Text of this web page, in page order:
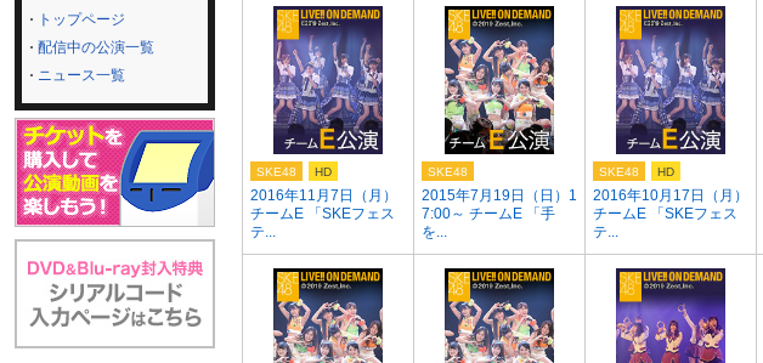
トップページ
配信中の公演一覧
ニュース一覧
2016年11月7日（月）
チームE 「SKEフェス
テ...
SKE48 HD
2015年7月19日（日）1
7:00～ チームE 「手
を...
SKE48
2016年10月17日（月）
チームE 「SKEフェス
テ...
SKE48 HD